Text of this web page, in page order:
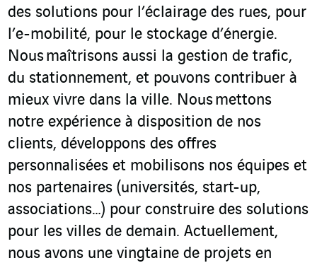
des solutions pour l’éclairage des rues, pour
l’e-mobilité, pour le stockage d’énergie.
Nous maîtrisons aussi la gestion de trafic,
du stationnement, et pouvons contribuer à
mieux vivre dans la ville. Nous mettons
notre expérience à disposition de nos
clients, développons des offres
personnalisées et mobilisons nos équipes et
nos partenaires (universités, start-up,
associations…) pour construire des solutions
pour les villes de demain. Actuellement,
nous avons une vingtaine de projets en